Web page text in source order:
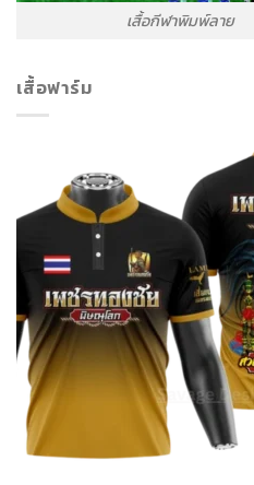
เสื้อกีฬาพิมพ์ลาย
เสื้อฟาร์ม